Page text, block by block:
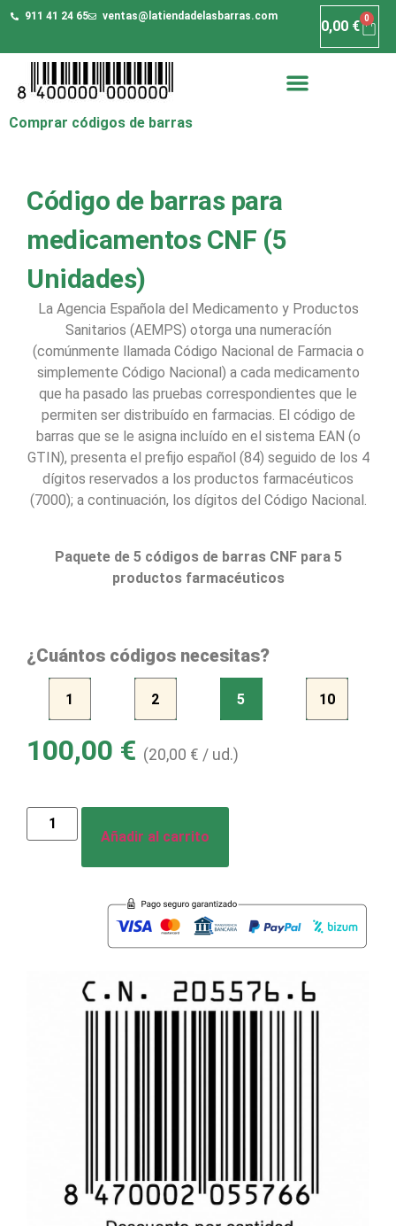
911 41 24 65 ventas@latiendadelasbarras.com
0,00 € 0
Comprar códigos de barras
Código de barras para
medicamentos CNF (5
Unidades)
La Agencia Española del Medicamento y Productos
Sanitarios (AEMPS) otorga una numeracíón
(comúnmente llamada Código Nacional de Farmacia o
simplemente Código Nacional) a cada medicamento
que ha pasado las pruebas correspondientes que le
permiten ser distribuído en farmacias. El código de
barras que se le asigna incluído en el sistema EAN (o
GTIN), presenta el prefijo español (84) seguido de los 4
dígitos reservados a los productos farmacéuticos
(7000); a continuación, los dígitos del Código Nacional.
Paquete de 5 códigos de barras CNF para 5
productos farmacéuticos
¿Cuántos códigos necesitas?
1 2 5 10
100,00 € (20,00 € / ud.)
Añadir al carrito